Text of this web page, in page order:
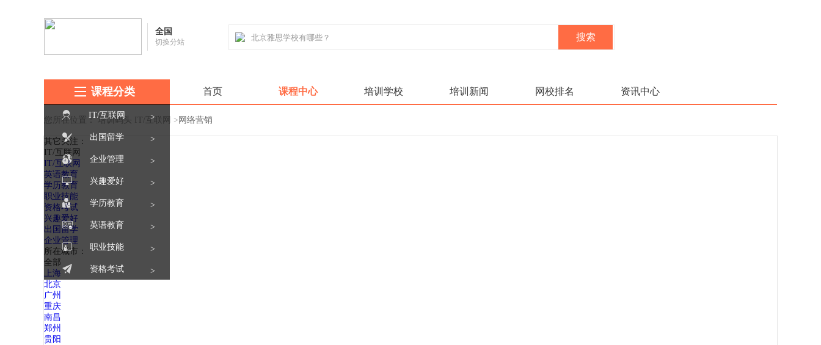
全国
切换分站
课程分类
IT/互联网 >
出国留学 >
企业管理 >
兴趣爱好 >
学历教育 >
英语教育 >
职业技能 >
资格考试 >
首页 课程中心 培训学校 培训新闻 网校排名 资讯中心
您所在位置：培训码头 IT/互联网 > 网络营销
其它关注：
IT/互联网
IT/互联网
英语教育
学历教育
职业技能
资格考试
兴趣爱好
出国留学
企业管理
所在城市：
全部
上海
北京
广州
重庆
南昌
郑州
贵阳